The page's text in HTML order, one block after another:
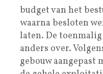
budget van het
waarna besloten
laten. De
anders over.
gebouw aangepast